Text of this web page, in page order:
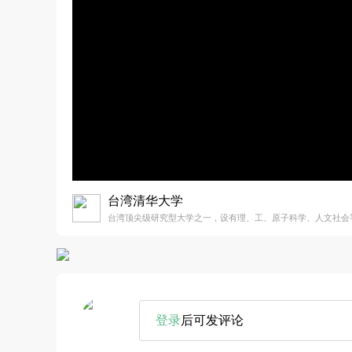
台湾清华大学
台湾顶尖级研究型大学之一，设有理、工、原子科学、人文社会
登录后可发评论